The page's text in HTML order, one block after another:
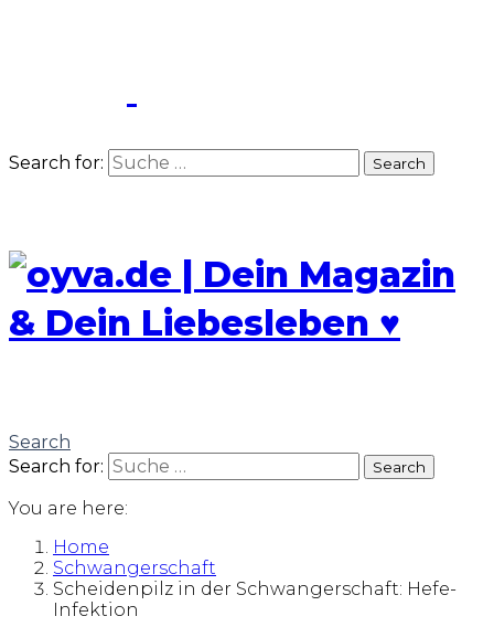
Search for: Search
Search
Search for:
Search
You are here:
Home
Schwangerschaft
Scheidenpilz in der Schwangerschaft: Hefe-
Infektion